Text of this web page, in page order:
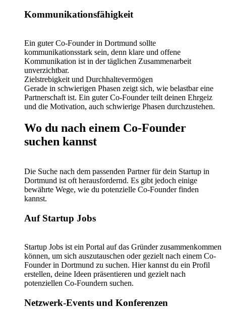
Kommunikationsfähigkeit
Ein guter Co-Founder in Dortmund sollte
kommunikationsstark sein, denn klare und offene
Kommunikation ist in der täglichen Zusammenarbeit
unverzichtbar.
Zielstrebigkeit und Durchhaltevermögen
Gerade in schwierigen Phasen zeigt sich, wie belastbar eine
Partnerschaft ist. Ein guter Co-Founder teilt deinen Ehrgeiz
und die Motivation, auch schwierige Phasen durchzustehen.
Wo du nach einem Co-Founder
suchen kannst
Die Suche nach dem passenden Partner für dein Startup in
Dortmund ist oft herausfordernd. Es gibt jedoch einige
bewährte Wege, wie du potenzielle Co-Founder finden
kannst.
Auf Startup Jobs
Startup Jobs ist ein Portal auf das Gründer zusammenkommen
können, um sich auszutauschen oder gezielt nach einem Co-
Founder in Dortmund zu suchen. Hier kannst du ein Profil
erstellen, deine Ideen präsentieren und gezielt nach
potenziellen Co-Foundern suchen.
Netzwerk-Events und Konferenzen